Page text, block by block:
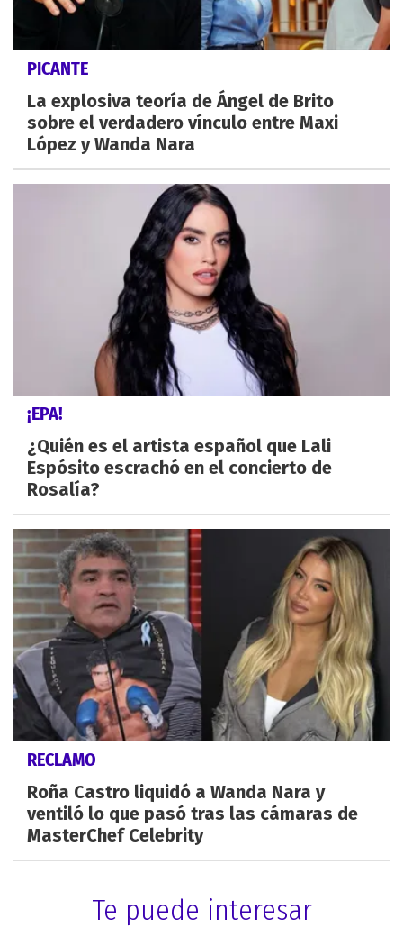
PICANTE
La explosiva teoría de Ángel de Brito
sobre el verdadero vínculo entre Maxi
López y Wanda Nara
¡EPA!
¿Quién es el artista español que Lali
Espósito escrachó en el concierto de
Rosalía?
RECLAMO
Roña Castro liquidó a Wanda Nara y
ventiló lo que pasó tras las cámaras de
MasterChef Celebrity
Te puede interesar